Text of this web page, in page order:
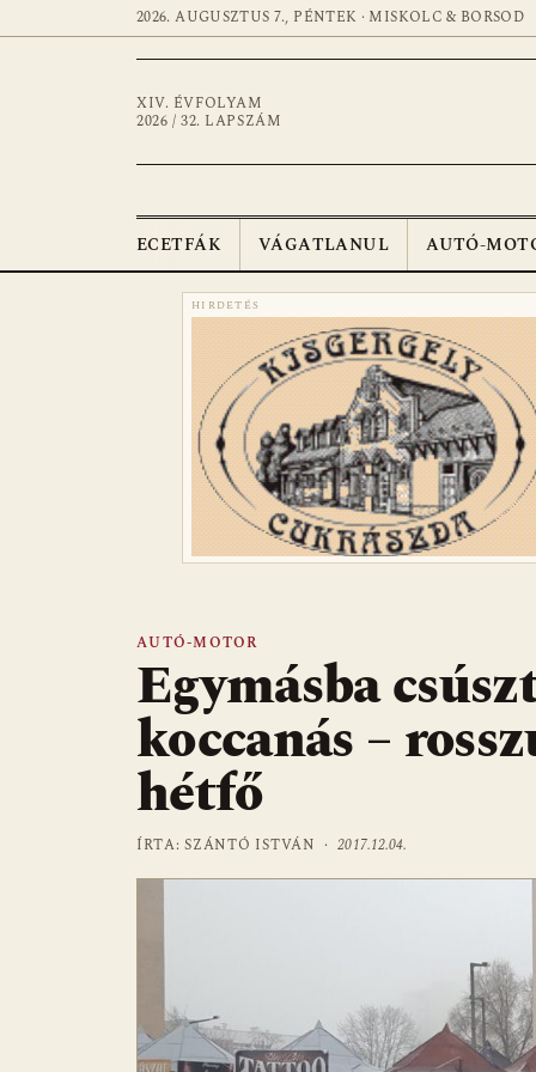
2026. AUGUSZTUS 7., PÉNTEK · MISKOLC & BORSOD
XIV. ÉVFOLYAM
2026 / 32. LAPSZÁM
ECETFÁK VÁGATLANUL AUTÓ-
HIRDETÉS
AUTÓ-MOTOR
Egymásba
koccanás –
hétfő
ÍRTA: SZÁNTÓ ISTVÁN ·2017.12.04.